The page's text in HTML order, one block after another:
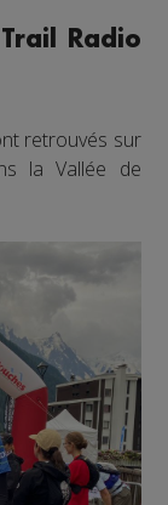
Radio
retrouvés sur
la Vallée de